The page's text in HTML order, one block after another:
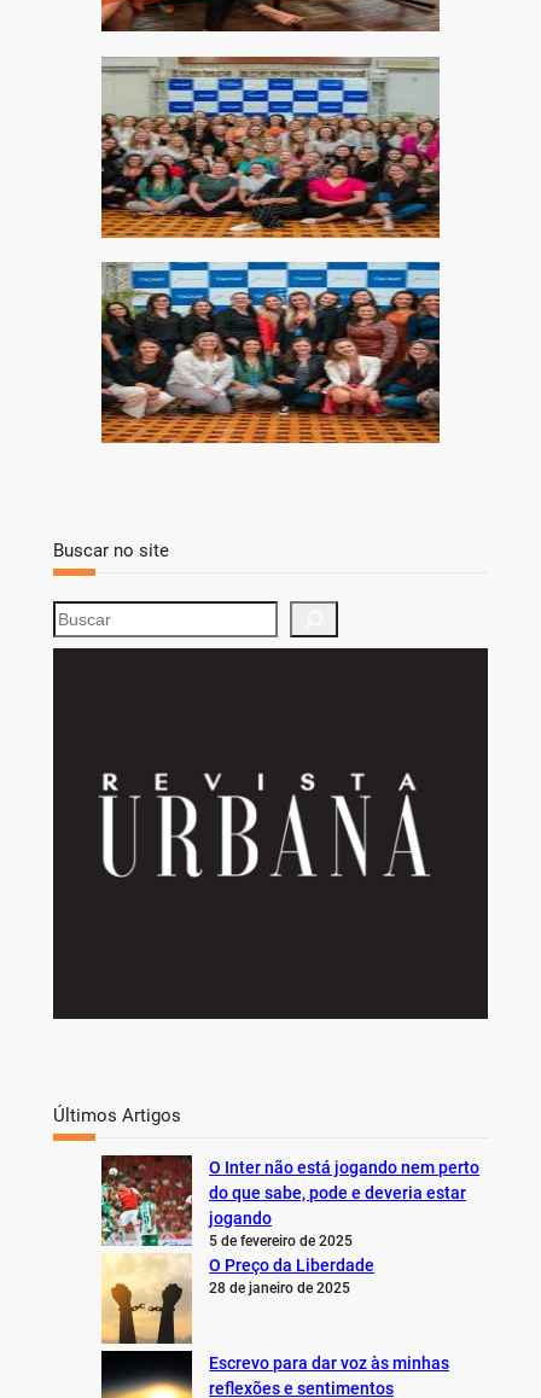
Buscar no site
S
e
Últimos Artigos
O Inter não está jogando nem perto
do que sabe, pode e deveria estar
jogando
5 de fevereiro de 2025
O Preço da Liberdade
28 de janeiro de 2025
Escrevo para dar voz às minhas
reflexões e sentimentos